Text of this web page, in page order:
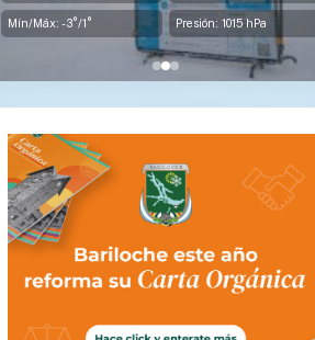
Mín/Máx: -1°/3° Presión: 1015 hPa